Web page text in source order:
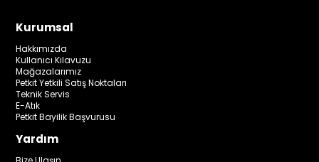
Kurumsal
Hakkımızda
Kullanıcı Kılavuzu
Mağazalarımız
Petkit Yetkili Satış Noktaları
Teknik Servis
E-Atık
Petkit Bayilik Başvurusu
Yardım